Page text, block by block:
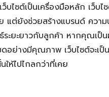
เว็บไซต์เป็นเครื่องมือหลัก เว็บ
แต่ยังช่วยสร้างแบรนด์ ความ
ระยะยาวกับลูกค้า หากคุณเป็
ดอย่างมีคุณภาพ เว็บไซต์จะเ
ให้ไปไกลกว่าที่เคย